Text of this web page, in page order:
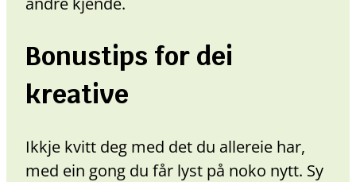
Bonustips for dei
kreative
Ikkje kvitt deg med det du allereie har,
med ein gong du får lyst på noko nytt. Sy